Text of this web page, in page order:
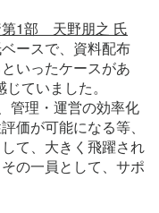
1部　天野朋之 氏
ースで、資料配布
いったケースがあ
ていました。
管理・運営の効率化
価が可能になる等、
て、大きく飛躍され
の一員として、サポ